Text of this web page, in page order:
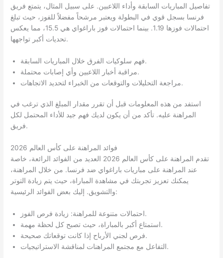
تفاصيل المباريات السابقة وأداء اللاعبين. على سبيل المثال، يتمتع فريق
فرنسا بسجل قوي في البطولة ويعتبر مرشحاً مفضلاً للفوز، حيث تبلغ
احتمالات فوزها 1.19. بينما احتمالات فوز باراغواي هي 15.5، مما يعكس
تحديات أكبر تواجهها.
فهم سلوكيات الفرق خلال المباريات السابقة.
مراقبة أخبار اللاعبين وأي إصابات محتملة.
مراجعة التحليلات والتوقعات من الخبراء لتحديد الاتجاهات.
استفد من هذه المعلومات قبل أن تقرر مقدار المبلغ الذي ترغب في
المراهنة عليه. تأكد من أن يكون لديك فهم جيد للأداء المحتمل لكل
فريق.
فوائد المراهنة على كأس العالم 2026
تقدم المراهنة على كأس العالم 2026 العديد من الفوائد الرائعة، خاصة
عند المراهنة على مباريات باراغواي ضد فرنسا. من خلال المراهنة،
يمكنك تعزيز تجربتك في مشاهدة المباراة، حيث يتم زيادة التوتر
والتشويق. إليك بعض الفوائد الرئيسية:
احتمالات متنوعة للمراهنة: زيادة فرص الفوز.
استمتاع أكبر بالمباراة، حيث تصبح كل لحظة مهمة.
فرص لجني الأرباح إذا كانت توقعاتك صحيحة.
التفاعل مع مجتمع المراهنات لمناقشة الاستراتيجيات.